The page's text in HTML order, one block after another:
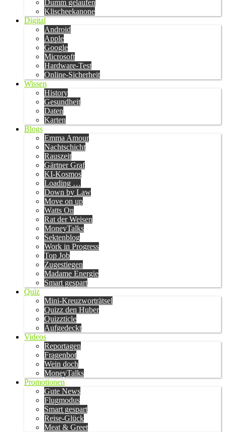
Dumm gelaufen
Klischeekanone
Digital
Android
Apple
Google
Microsoft
Hardware-Test
Online-Sicherheit
Wissen
History
Gesundheit
Daten
Karten
Blogs
Emma Amour
Nachtschicht
Rauszeit
Gärtner Graf
KI-Kosmos
Loading …
Down by Law
Move on up
Watts On
Rat der Weisen
MoneyTalks
Sektenblog
Work in Progress
Top Job
Zugestiegen
Madame Energie
Smart gespart
Quiz
Mini-Kreuzworträtsel
Quizz den Huber
Quizzticle
Aufgedeckt
Videos
Reportagen
Fragenbot
Wein doch
MoneyTalks
Promotionen
Gute News
Flugmodus
Smart gespart
Reise-Glück
Meat & Greet